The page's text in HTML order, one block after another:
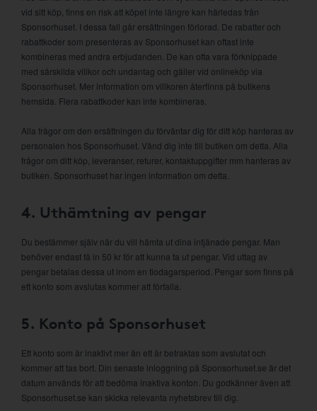
vid sitt köp, finns en risk att köpet inte längre kan härledas från
Sponsorhuset. I dessa fall går ersättningen förlorad. De rabatter och
rabattkoder som presenteras av Sponsorhuset kan oftast inte
kombineras med andra erbjudanden. De kan ofta vara förknippade
med särskilda villkor och undantag och gäller vid onlineköp via
Sponsorhuset. Mer information om villkoren återfinns på butikens
hemsida. Flera rabattkoder kan inte kombineras.
Alla frågor om den ersättningen du förväntar dig för ditt köp hanteras av
personalen hos Sponsorhuset. Vänd dig inte till butiken om detta. Alla
frågor om ditt köp, leveranser, returer, kontaktuppgifter mm hanteras av
butiken. Sponsorhuset har ingen information om detta.
4. Uthämtning av pengar
Du bestämmer själv när du vill hämta ut dina intjänade pengar. Man
behöver endast få in 50 kr för att kunna ta ut pengar. Vid uttag av
pengar betalas dessa ut inom en tiodagarsperiod. Pengar som finns på
ett konto som avslutas kommer att förfalla.
5. Konto på Sponsorhuset
Ett konto som är inaktivt mer än ett år betraktas som avslutat och
kommer att tas bort. Din senaste inloggning på Sponsorhuset.se är det
datum används för att bedöma inaktiva konton. Du godkänner även att
Sponsorhuset.se kan skicka relevanta nyhetsbrev till dig.